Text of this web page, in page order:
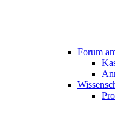
Forum